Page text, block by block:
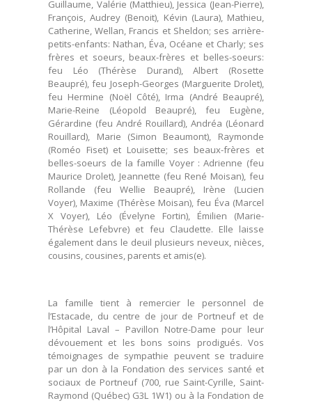
Guillaume, Valérie (Matthieu), Jessica (Jean-Pierre),
François, Audrey (Benoit), Kévin (Laura), Mathieu,
Catherine, Wellan, Francis et Sheldon; ses arrière-
petits-enfants: Nathan, Éva, Océane et Charly; ses
frères et soeurs, beaux-frères et belles-soeurs:
feu Léo (Thérèse Durand), Albert (Rosette
Beaupré), feu Joseph-Georges (Marguerite Drolet),
feu Hermine (Noël Côté), Irma (André Beaupré),
Marie-Reine (Léopold Beaupré), feu Eugène,
Gérardine (feu André Rouillard), Andréa (Léonard
Rouillard), Marie (Simon Beaumont), Raymonde
(Roméo Fiset) et Louisette; ses beaux-frères et
belles-soeurs de la famille Voyer : Adrienne (feu
Maurice Drolet), Jeannette (feu René Moisan), feu
Rollande (feu Wellie Beaupré), Irène (Lucien
Voyer), Maxime (Thérèse Moisan), feu Éva (Marcel
X Voyer), Léo (Évelyne Fortin), Émilien (Marie-
Thérèse Lefebvre) et feu Claudette. Elle laisse
également dans le deuil plusieurs neveux, nièces,
cousins, cousines, parents et amis(e).
La famille tient à remercier le personnel de
l’Estacade, du centre de jour de Portneuf et de
l’Hôpital Laval – Pavillon Notre-Dame pour leur
dévouement et les bons soins prodigués. Vos
témoignages de sympathie peuvent se traduire
par un don à la Fondation des services santé et
sociaux de Portneuf (700, rue Saint-Cyrille, Saint-
Raymond (Québec) G3L 1W1) ou à la Fondation de